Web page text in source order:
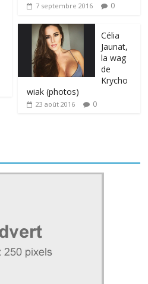
7 septembre 2016 0
Célia
Jaunat,
la wag
de
Krycho
wiak (photos)
23 août 2016 0